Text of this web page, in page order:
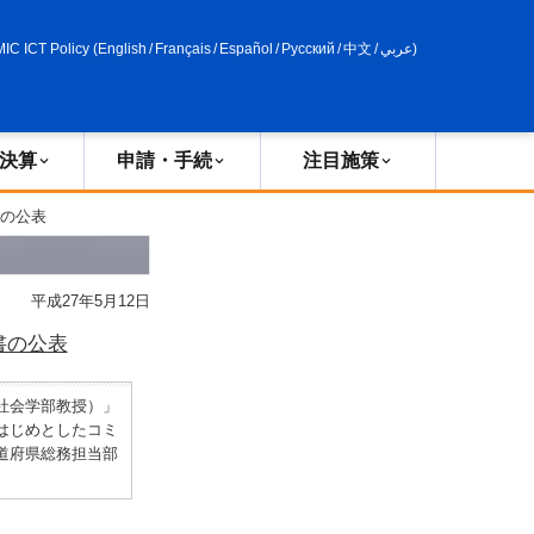
ICT Policy (English / Français/ Español / Русский /中文 /عربي)
算 申請・手続 注目施策
公表
平成27年5月12日
の公表
学部教授）」
じめとしたコミ
府県総務担当部